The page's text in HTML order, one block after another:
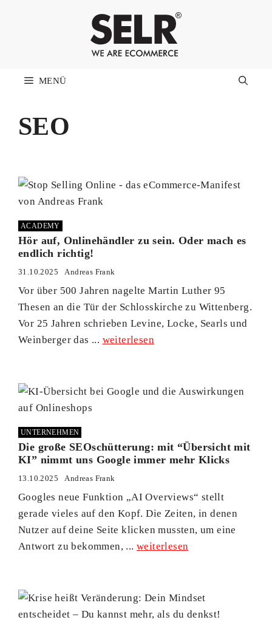
MENÜ
SEO
ACADEMY
Hör auf, Onlinehändler zu sein. Oder mach es
endlich richtig!
31.10.2025 Andreas Frank
Vor über 500 Jahren nagelte Martin Luther 95
Thesen an die Tür der Schlosskirche zu Wittenberg.
Vor 25 Jahren schrieben Levine, Locke, Searls und
Weinberger das ... weiterlesen
UNTERNEHMEN
Die große SEOschütterung: mit “Übersicht mit
KI” nimmt uns Google immer mehr Klicks
13.10.2025 Andreas Frank
Googles neue Funktion „AI Overviews“ stellt
gerade vieles auf den Kopf. Die Zeiten, in denen
Nutzer auf deine Seite klicken mussten, um eine
Antwort zu bekommen, ... weiterlesen